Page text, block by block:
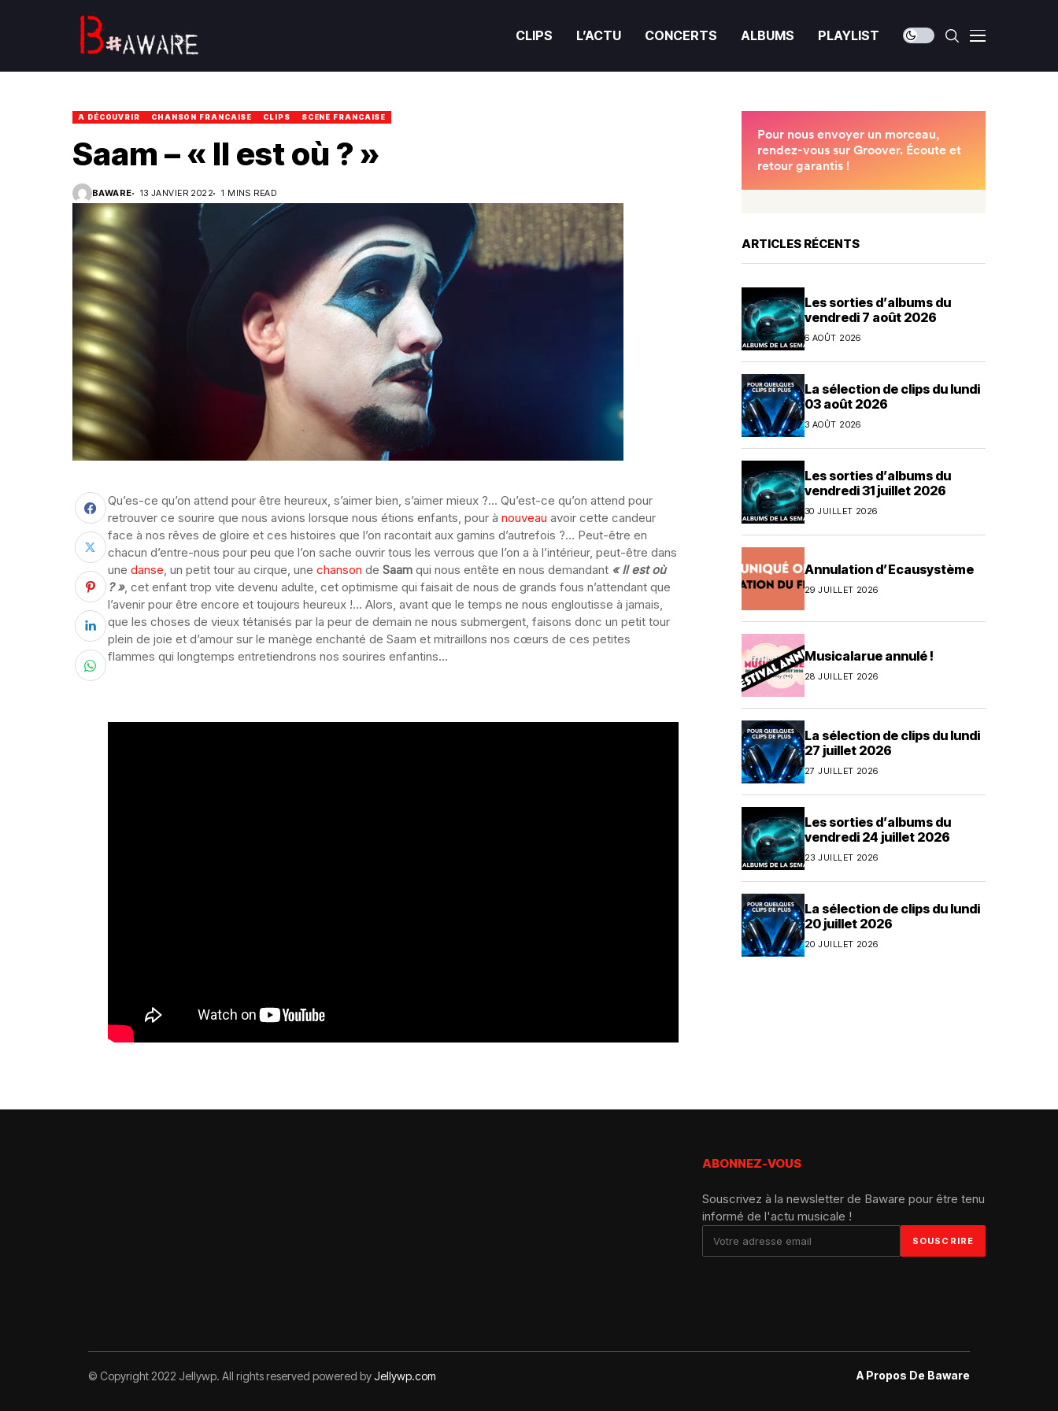
CLIPS L’ACTU CONCERTS ALBUMS PLAYLIST
A DÉCOUVRIR CHANSON FRANCAISE CLIPS SCENE FRANCAISE
Saam – « Il est où ? »
BAWARE 13 JANVIER 2022 1 MINS READ
Qu’es-ce qu’on attend pour être heureux, s’aimer bien, s’aimer mieux ?… Qu’est-ce qu’on attend pour
retrouver ce sourire que nous avions lorsque nous étions enfants, pour à nouveau avoir cette candeur
face à nos rêves de gloire et ces histoires que l’on racontait aux gamins d’autrefois ?… Peut-être en
chacun d’entre-nous pour peu que l’on sache ouvrir tous les verrous que l’on a à l’intérieur, peut-être dans
une danse, un petit tour au cirque, une chanson de Saam qui nous entête en nous demandant « Il est où
? », cet enfant trop vite devenu adulte, cet optimisme qui faisait de nous de grands fous n’attendant que
l’avenir pour être encore et toujours heureux !… Alors, avant que le temps ne nous engloutisse à jamais,
que les choses de vieux tétanisés par la peur de demain ne nous submergent, faisons donc un petit tour
plein de joie et d’amour sur le manège enchanté de Saam et mitraillons nos cœurs de ces petites
flammes qui longtemps entretiendrons nos sourires enfantins…
ARTICLES RÉCENTS
Les sorties d’albums du
vendredi 7 août 2026
6 AOÛT 2026
La sélection de clips du lundi
03 août 2026
3 AOÛT 2026
Les sorties d’albums du
vendredi 31 juillet 2026
30 JUILLET 2026
Annulation d’Ecausystème
29 JUILLET 2026
Musicalarue annulé !
28 JUILLET 2026
La sélection de clips du lundi
27 juillet 2026
27 JUILLET 2026
Les sorties d’albums du
vendredi 24 juillet 2026
23 JUILLET 2026
La sélection de clips du lundi
20 juillet 2026
20 JUILLET 2026
ABONNEZ-VOUS
Souscrivez à la newsletter de Baware pour être tenu
informé de l'actu musicale !
© Copyright 2022 Jellywp. All rights reserved powered byJellywp.com A Propos De Baware